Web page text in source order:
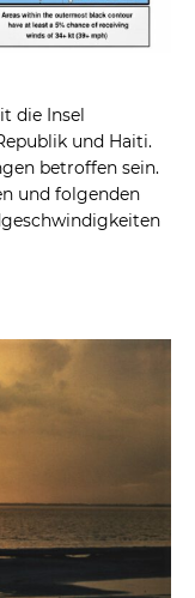
die Insel
und Haiti.
betroffen sein.
und folgenden